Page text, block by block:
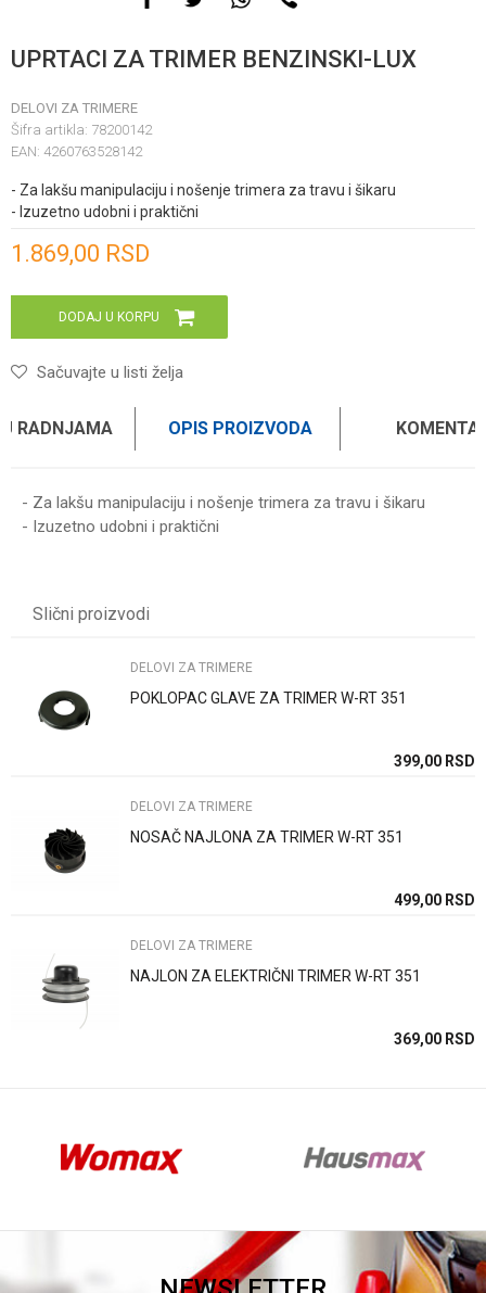
UPRTACI ZA TRIMER BENZINSKI-LUX
DELOVI ZA TRIMERE
Šifra artikla: 78200142
EAN: 4260763528142
- Za lakšu manipulaciju i nošenje trimera za travu i šikaru
- Izuzetno udobni i praktični
1.869,00 RSD
DODAJ U KORPU
Sačuvajte u listi želja
RADNJAMA OPIS PROIZVODA
- Za lakšu manipulaciju i nošenje trimera za travu i šikaru
- Izuzetno udobni i praktični
Poruka
POŠALJI
Slični proizvodi
DELOVI ZA TRIMERE
POKLOPAC GLAVE ZA TRIMER W-RT 351
399,00 RSD
DELOVI ZA TRIMERE
NOSAČ NAJLONA ZA TRIMER W-RT 351
499,00 RSD
DELOVI ZA TRIMERE
NAJLON ZA ELEKTRIČNI TRIMER W-RT 351
369,00 RSD